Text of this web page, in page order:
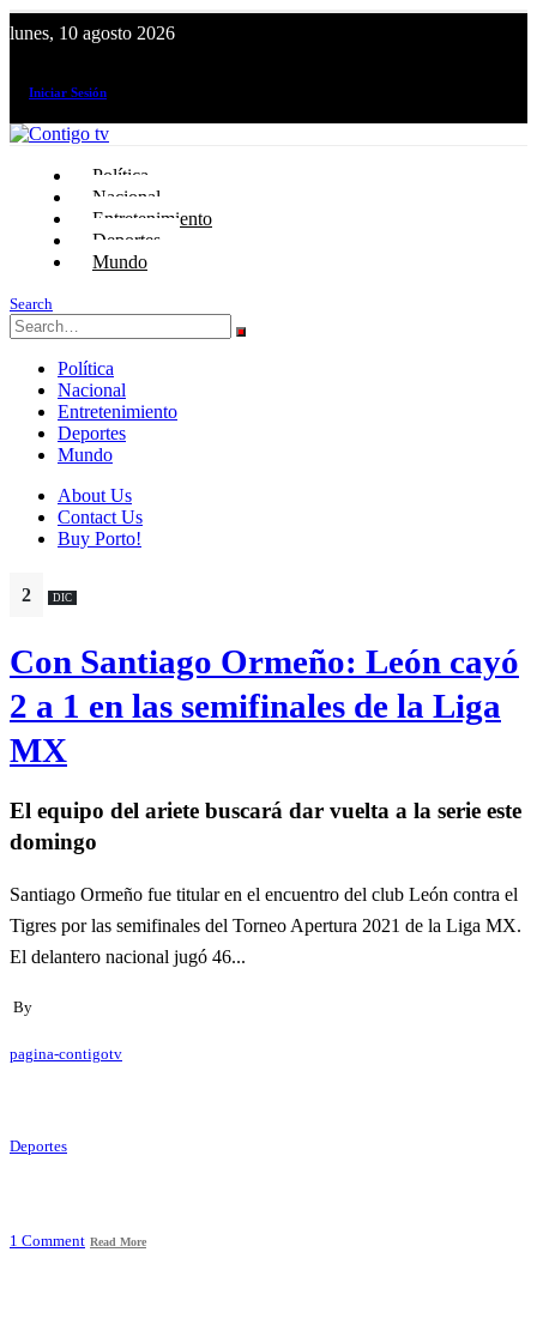
lunes, 10 agosto 2026
Iniciar Sesión
Política
Nacional
Entretenimiento
Deportes
Mundo
Search
Política
Nacional
Entretenimiento
Deportes
Mundo
About Us
Contact Us
Buy Porto!
2 DIC
Con Santiago Ormeño: León cayó
2 a 1 en las semifinales de la Liga
MX
El equipo del ariete buscará dar vuelta a la serie este
domingo
Santiago Ormeño fue titular en el encuentro del club León contra el
Tigres por las semifinales del Torneo Apertura 2021 de la Liga MX.
El delantero nacional jugó 46...
By
pagina-contigotv
Deportes
1 Comment Read More